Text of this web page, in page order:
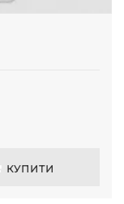
КУПИТИ